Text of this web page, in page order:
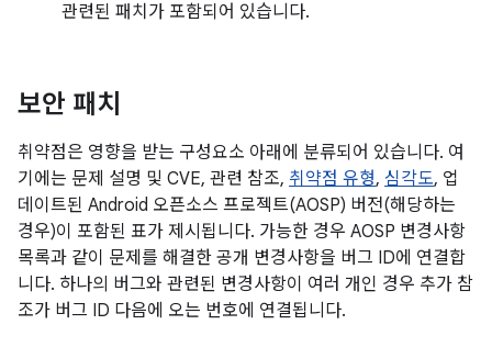
관련된 패치가 포함되어 있습니다.
보안 패치
취약점은 영향을 받는 구성요소 아래에 분류되어 있습니다. 여
기에는 문제 설명 및 CVE, 관련 참조, 취약점 유형, 심각도, 업
데이트된 Android 오픈소스 프로젝트(AOSP) 버전(해당하는
경우)이 포함된 표가 제시됩니다. 가능한 경우 AOSP 변경사항
목록과 같이 문제를 해결한 공개 변경사항을 버그 ID에 연결합
니다. 하나의 버그와 관련된 변경사항이 여러 개인 경우 추가 참
조가 버그 ID 다음에 오는 번호에 연결됩니다.